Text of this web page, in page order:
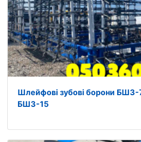
Шлейфові зубові борони
БШЗ-15